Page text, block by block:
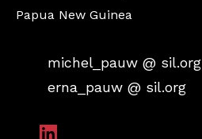
Papua New Guinea
michel_pauw @ sil.org
erna_pauw @ sil.org